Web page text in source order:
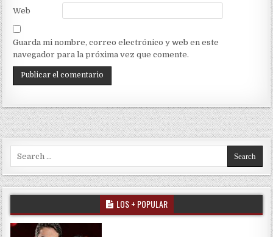
Web
Guarda mi nombre, correo electrónico y web en este
navegador para la próxima vez que comente.
Search for:
LOS + POPULAR